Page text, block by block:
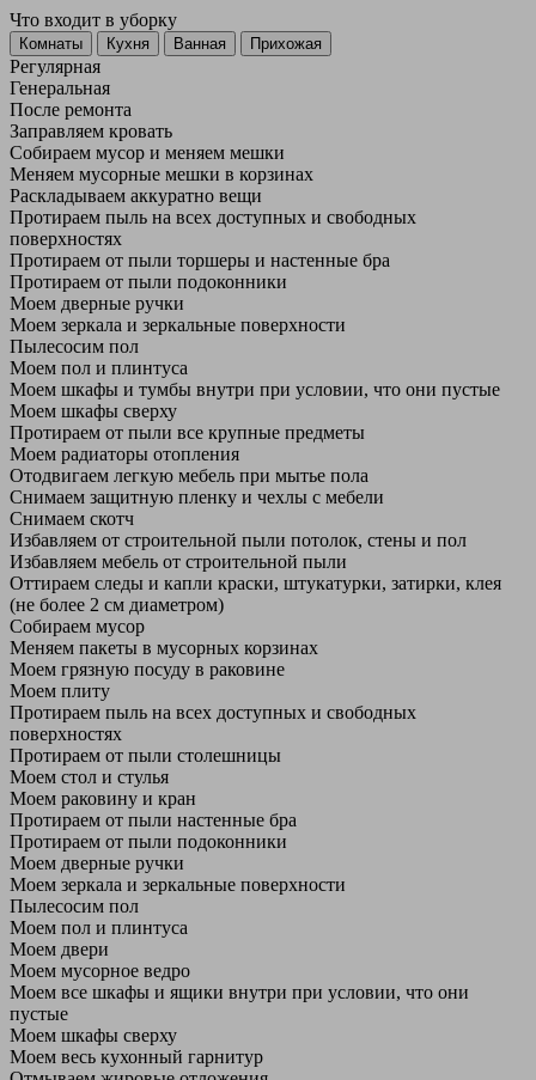
Что входит в уборку
Регу­лярная
Гене­ральная
После ремонта
Заправляем кровать
Собираем мусор и меняем мешки
Меняем мусорные мешки в корзинах
Раскладываем аккуратно вещи
Протираем пыль на всех доступных и свободных
поверхностях
Протираем от пыли торшеры и настенные бра
Протираем от пыли подоконники
Моем дверные ручки
Моем зеркала и зеркальные поверхности
Пылесосим пол
Моем пол и плинтуса
Моем шкафы и тумбы внутри при условии, что они пустые
Моем шкафы сверху
Протираем от пыли все крупные предметы
Моем радиаторы отопления
Отодвигаем легкую мебель при мытье пола
Снимаем защитную пленку и чехлы с мебели
Снимаем скотч
Избавляем от строительной пыли потолок, стены и пол
Избавляем мебель от строительной пыли
Оттираем следы и капли краски, штукатурки, затирки, клея
(не более 2 см диаметром)
Собираем мусор
Меняем пакеты в мусорных корзинах
Моем грязную посуду в раковине
Моем плиту
Протираем пыль на всех доступных и свободных
поверхностях
Протираем от пыли столешницы
Моем стол и стулья
Моем раковину и кран
Протираем от пыли настенные бра
Протираем от пыли подоконники
Моем дверные ручки
Моем зеркала и зеркальные поверхности
Пылесосим пол
Моем пол и плинтуса
Моем двери
Моем мусорное ведро
Моем все шкафы и ящики внутри при условии, что они
пустые
Моем шкафы сверху
Моем весь кухонный гарнитур